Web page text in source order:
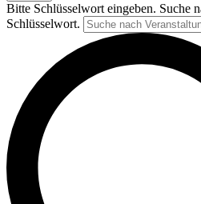
Bitte Schlüsselwort eingeben. Suche
Schlüsselwort.